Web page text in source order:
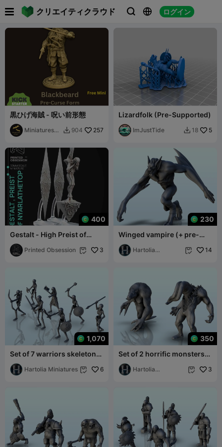
クリエイティクラウド   ログイン

黒ひげ海賊 - 呪い前形態
MiniaturesCr
 904 257
Lizardfolk (Pre-Supported)
ImJustTide  18 5
400
Gestalt - High Preist of
Nyarlathetop- deiety fight
club-PrePrinted Obsession  3
230
Winged vampire (+ pre-
supported version) (18) -
miniatures w
Hartolia
 14
1,070
Set of 7 warriors skeletons
(+ pre-supported version)
(17) Hartolia Miniatures  6
350
Set of 2 horrific monsters
(+ pre-supported version)
(16) -Hartolia
 3